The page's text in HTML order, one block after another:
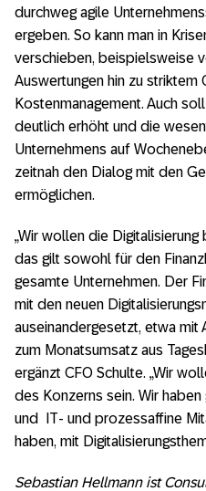
durchweg agile
ergeben. So kann man in
verschieben, beispielsweise
Auswertungen hin zu striktem
Kostenmanagement. Auch
deutlich erhöht und die
Unternehmens auf
zeitnah den Dialog mit den
ermöglichen.
„Wir wollen die
das gilt sowohl für den
gesamte Unternehmen. Der
mit den neuen
auseinandergesetzt, etwa mit
zum Monatsumsatz aus
ergänzt CFO Schulte. „Wir
des Konzerns sein. Wir
und IT- und prozessaffine
haben, mit
Sebastian Hellmann ist